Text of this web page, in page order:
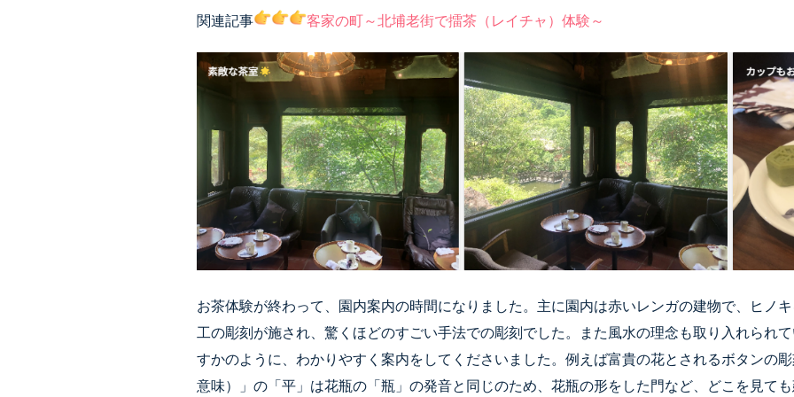
関連記事 客家の町～北埔老街で擂茶（レイチャ）体験～
お茶体験が終わって、園内案内の時間になりました。主に園内は赤いレンガの建物で、ヒノ
工の彫刻が施され、驚くほどのすごい手法での彫刻でした。また風水の理念も取り入れられ
すかのように、わかりやすく案内をしてくださいました。例えば富貴の花とされるボタンの
意味）」の「平」は花瓶の「瓶」の発音と同じのため、花瓶の形をした門など、どこを見て